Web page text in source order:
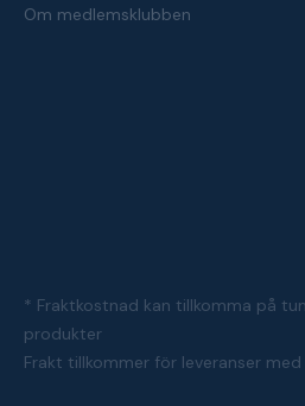
Om medlemsklubben
* Fraktkostnad kan tillkomma på
produkter
Frakt tillkommer för leveranser